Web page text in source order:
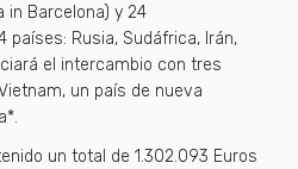
in Barcelona) y 24
Rusia, Sudáfrica, Irán,
el intercambio con tres
un país de nueva
un total de 1.302.093 Euros